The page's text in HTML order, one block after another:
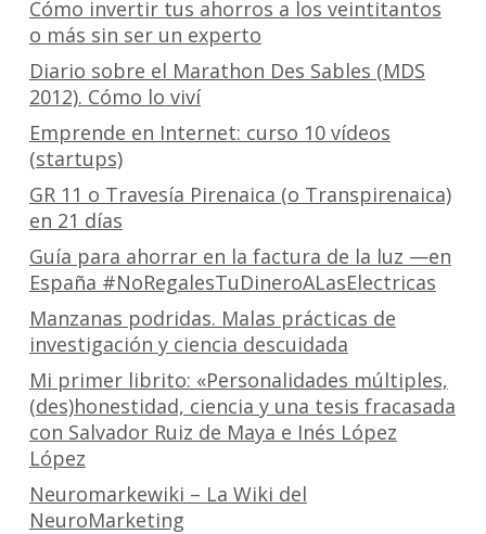
Cómo invertir tus ahorros a los veintitantos
o más sin ser un experto
Diario sobre el Marathon Des Sables (MDS
2012). Cómo lo viví
Emprende en Internet: curso 10 vídeos
(startups)
GR 11 o Travesía Pirenaica (o Transpirenaica)
en 21 días
Guía para ahorrar en la factura de la luz —en
España #NoRegalesTuDineroALasElectricas
Manzanas podridas. Malas prácticas de
investigación y ciencia descuidada
Mi primer librito: «Personalidades múltiples,
(des)honestidad, ciencia y una tesis fracasada
con Salvador Ruiz de Maya e Inés López
López
Neuromarkewiki – La Wiki del
NeuroMarketing